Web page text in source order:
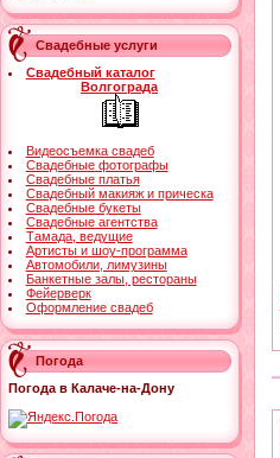
Свадебные услуги
Свадебный каталог
Волгограда
Видеосъемка свадеб
Свадебные фотографы
Свадебные платья
Свадебный макияж и прическа
Свадебные букеты
Свадебные агентства
Тамада, ведущие
Артисты и шоу-программа
Автомобили, лимузины
Банкетные залы, рестораны
Фейерверк
Оформление свадеб
Погода
Погода в Калаче-на-Дону